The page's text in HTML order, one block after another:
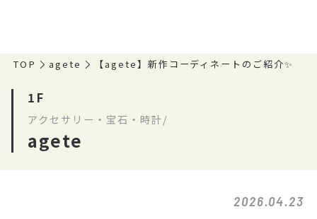
TOP agete 【agete】新作コーディネートのご紹介✨
1F
アクセサリー・宝石・時計/
agete
2026.04.23